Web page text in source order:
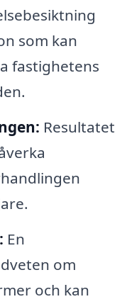
som kan
fastighetens
Resultatet
En
om
och kan